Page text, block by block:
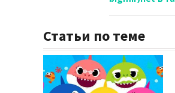
Статьи по теме